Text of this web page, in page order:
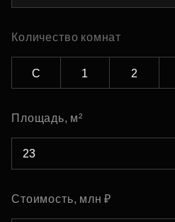
Количество комнат
С 1 2
Площадь, м²
Стоимость, млн ₽